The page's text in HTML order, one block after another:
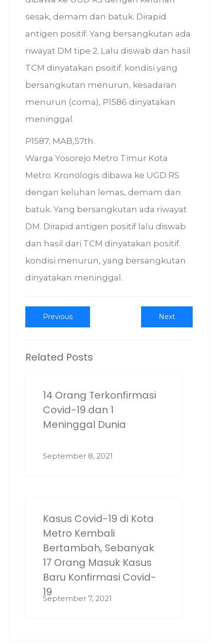
sesak, demam dan batuk. Dirapid
antigen positif. Yang bersangkutan ada
riwayat DM tipe 2. Lalu diswab dan hasil
TCM dinyatakan psoitif. kondisi yang
bersangkutan menurun, kesadaran
menurun (coma), P1586 dinyatakan
meninggal.
P1587; MAB,57th.
Warga Yosorejo Metro Timur Kota
Metro. Kronologis dibawa ke UGD RS
dengan keluhan lemas, demam dan
batuk. Yang bersangkutan ada riwayat
DM. Dirapid antigen positif lalu diswab
dan hasil dari TCM dinyatakan positif.
kondisi menurun, yang bersangkutan
dinyatakan meninggal.
PostPreviousPrevious
post:
NextNext
post:
Related Posts
14 Orang Terkonfirmasi
Covid-19 dan 1
Meninggal Dunia
September 8, 2021
Kasus Covid-19 di Kota
Metro Kembali
Bertambah, Sebanyak
17 Orang Masuk Kasus
Baru Konfirmasi Covid-
19
September 7, 2021